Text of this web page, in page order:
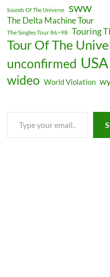
Sounds Of The Universe sww
The Delta Machine Tour
The Singles Tour 86>98 Touring
Tour Of The
unconfirmed USA
wideo World Violation
your